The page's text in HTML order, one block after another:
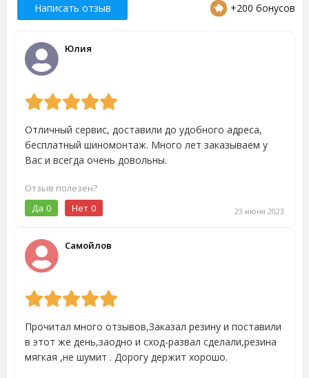
Юлия
23 июня 2023
Отличный сервис, доставили до удобного адреса,
бесплатный шиномонтаж. Много лет заказываем у
Вас и всегда очень довольны.
Отзыв полезен?
Да 0 Нет 0
Самойлов
Прочитал много отзывов,Заказал резину и поставили
в этот же день,заодно и сход-развал сделали,резина
мягкая ,не шумит . Дорогу держит хорошо.
Написать отзыв +200 бонусов